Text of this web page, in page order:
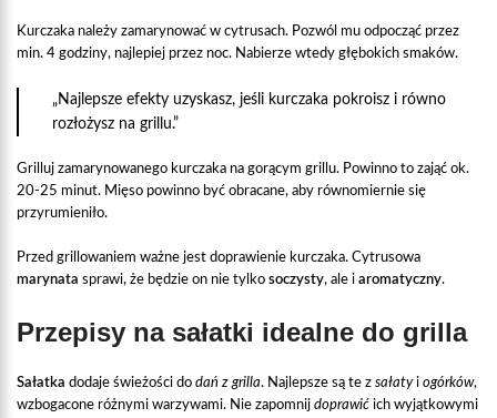
Kurczaka należy zamarynować w cytrusach. Pozwól mu odpocząć przez
min. 4 godziny, najlepiej przez noc. Nabierze wtedy głębokich smaków.
„Najlepsze efekty uzyskasz, jeśli kurczaka pokroisz i równo
rozłożysz na grillu.”
Grilluj zamarynowanego kurczaka na gorącym grillu. Powinno to zająć ok.
20-25 minut. Mięso powinno być obracane, aby równomiernie się
przyrumieniło.
Przed grillowaniem ważne jest doprawienie kurczaka. Cytrusowa
marynata sprawi, że będzie on nie tylko soczysty, ale i aromatyczny.
Przepisy na sałatki idealne do grilla
Sałatka dodaje świeżości do dań z grilla. Najlepsze są te z sałatyi ogórków,
wzbogacone różnymi warzywami. Nie zapomnij doprawić ich wyjątkowymi